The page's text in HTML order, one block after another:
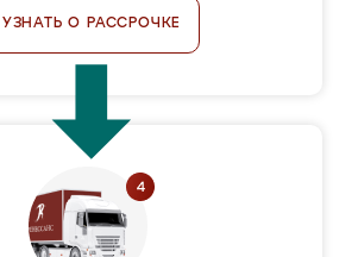
УЗНАТЬ О РАССРОЧКЕ